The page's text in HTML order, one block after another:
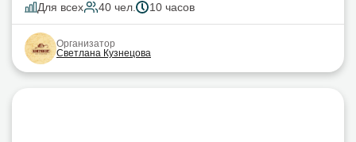
Для всех 40 чел. 10 часов
Организатор
Светлана Кузнецова